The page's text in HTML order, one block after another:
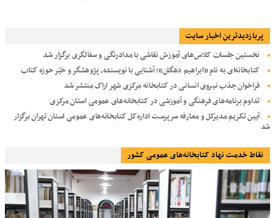
پربازديدترين اخبار سایت
نخستین جلسات کلاس‌های آموزش نقاشی با مدادرنگی و سفالگری برگزار شد
کتابخانه‌ای به نام «ابراهیم دهگان»؛ آشنایی با نویسنده، پژوهشگر و خیّر حوزه کتاب
فراخوان جذب نیروی انسانی در کتابخانه مرکزی شهر اراک منتشر شد
تداوم برنامه‌های فرهنگی و آموزشی در کتابخانه‌های عمومی استان مرکزی
آیین تکریم مدیرکل و معارفه سرپرست اداره‌کل کتابخانه‌های عمومی استان تهران برگزار
شد
نقاط خدمت نهاد کتابخانه‌های عمومی کشور